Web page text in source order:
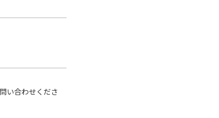
い合わせくださ